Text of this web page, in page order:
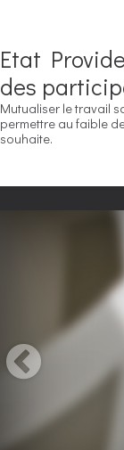
Etat
des
Mutualiser le travail
permettre au faible
souhaite.